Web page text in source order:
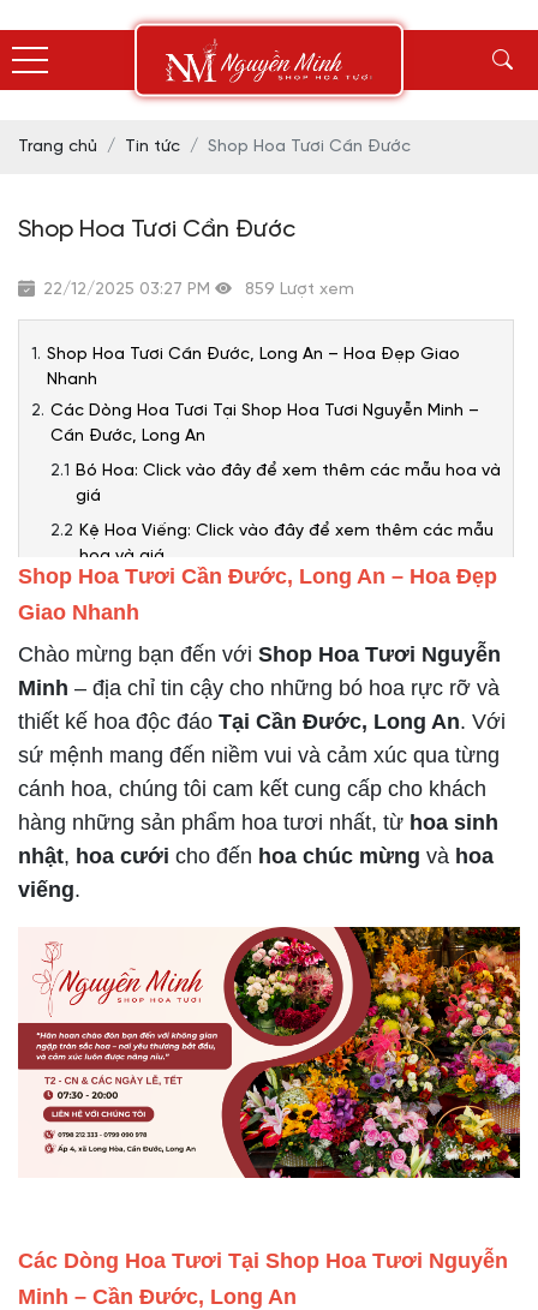
Trang chủ Tin tức Shop Hoa Tươi Cần Đước
Shop Hoa Tươi Cần Đước
22/12/2025 03:27 PM 859 Lượt xem
Shop Hoa Tươi Cần Đước, Long An – Hoa Đẹp Giao
Nhanh
Các Dòng Hoa Tươi Tại Shop Hoa Tươi Nguyễn Minh –
Cần Đước, Long An
Bó Hoa: Click vào đây để xem thêm các mẫu hoa và
giá
Kệ Hoa Viếng: Click vào đây để xem thêm các mẫu
hoa và giá
Kệ Hoa Chúc Mừng: Click vào đây để xem thêm các
mẫu hoa và giá
Giỏ Hoa: Click vào đây để xem thêm các mẫu hoa
và giá
Hoa Cưới Cô Dâu: Click vào đây để xem thêm các
mẫu hoa và giá
Hoa Để Bàn Trưởng Tộc: Click vào đây để xem thêm
các mẫu hoa và giá
Tại Sao Chọn Shop Hoa Tươi Cần Đước Tại Hoa Tươi
Nguyễn Minh?
Thời Gian Lý Tưởng Để Đặt Hoa Tươi Đẹp Trong Mọi Dịp
Shop Hoa Tươi Cần Đước, Long An – Hoa Đẹp
Giao Nhanh
Chào mừng bạn đến với Shop Hoa Tươi Nguyễn
Minh – địa chỉ tin cậy cho những bó hoa rực rỡ và
thiết kế hoa độc đáo Tại Cần Đước, Long An. Với
sứ mệnh mang đến niềm vui và cảm xúc qua từng
cánh hoa, chúng tôi cam kết cung cấp cho khách
hàng những sản phẩm hoa tươi nhất, từ hoa sinh
nhật, hoa cưới cho đến hoa chúc mừng và hoa
viếng.
Các Dòng Hoa Tươi Tại Shop Hoa Tươi Nguyễn
Minh – Cần Đước, Long An